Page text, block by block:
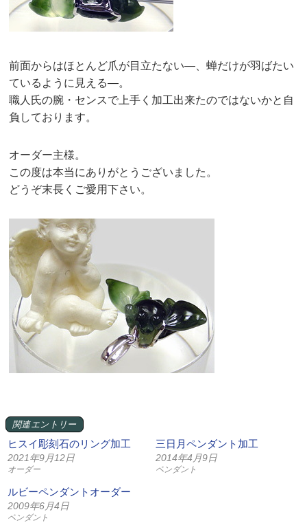
前面からはほとんど爪が目立たない—、蝉だけが羽ばたい
ているように見える—。
職人氏の腕・センスで上手く加工出来たのではないかと自
負しております。
オーダー主様。
この度は本当にありがとうございました。
どうぞ末長くご愛用下さい。
関連エントリー
ヒスイ彫刻石のリング加工
2021年9月12日
オーダー
三日月ペンダント加工
2014年4月9日
ペンダント
ルビーペンダントオーダー
2009年6月4日
ペンダント